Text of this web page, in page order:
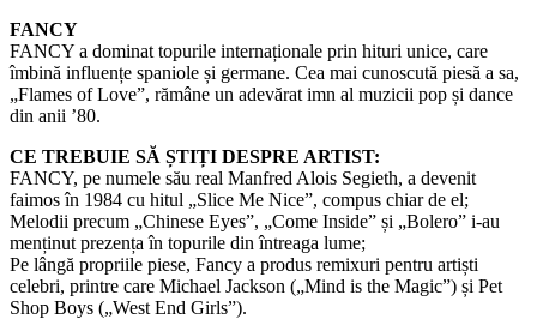
FANCY
FANCY a dominat topurile internaționale prin hituri unice, care
îmbină influențe spaniole și germane. Cea mai cunoscută piesă a sa,
„Flames of Love”, rămâne un adevărat imn al muzicii pop și dance
din anii ’80.
CE TREBUIE SĂ ȘTIȚI DESPRE ARTIST:
FANCY, pe numele său real Manfred Alois Segieth, a devenit
faimos în 1984 cu hitul „Slice Me Nice”, compus chiar de el;
Melodii precum „Chinese Eyes”, „Come Inside” și „Bolero” i-au
menținut prezența în topurile din întreaga lume;
Pe lângă propriile piese, Fancy a produs remixuri pentru artiști
celebri, printre care Michael Jackson („Mind is the Magic”) și Pet
Shop Boys („West End Girls”).